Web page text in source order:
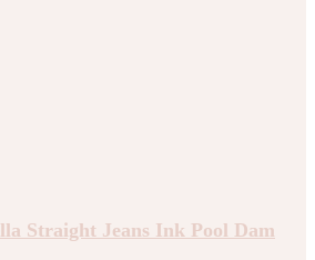
Straight Jeans Ink Pool Dam